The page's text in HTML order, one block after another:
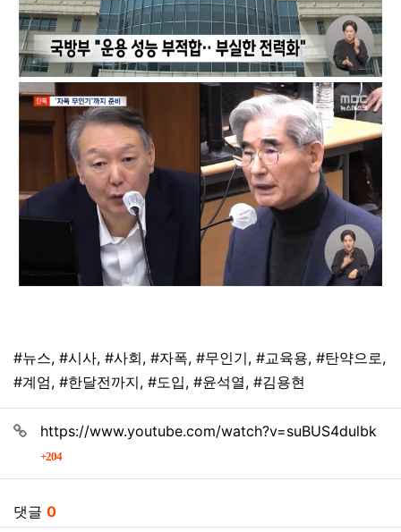
태그
#뉴스, #시사, #사회, #자폭, #무인기, #교육용, #탄약으로,
#계엄, #한달전까지, #도입, #윤석열, #김용현
관련자료
https://www.youtube.com/watch?v=suBUS4dulbk
204회 연결
댓글 0